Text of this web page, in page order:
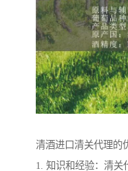
清酒进口清关代理的
1. 知识和经验：清关